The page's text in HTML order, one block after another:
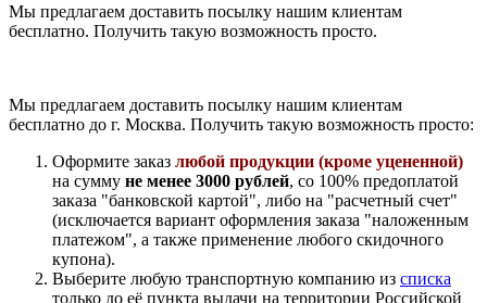
Мы предлагаем доставить посылку нашим клиентам
бесплатно. Получить такую возможность просто.
Мы предлагаем доставить посылку нашим клиентам
бесплатно до г. Москва. Получить такую возможность просто:
Оформите заказ любой продукции (кроме уцененной)
на сумму не менее 3000 рублей, со 100% предоплатой
заказа "банковской картой", либо на "расчетный счет"
(исключается вариант оформления заказа "наложенным
платежом", а также применение любого скидочного
купона).
Выберите любую транспортную компанию из списка
только до её пункта выдачи на территории Российской